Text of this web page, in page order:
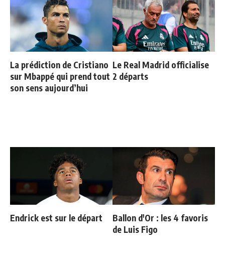
La prédiction de Cristiano
sur Mbappé qui prend tout
son sens aujourd’hui
Le Real Madrid officialise
2 départs
Endrick est sur le départ
Ballon d'Or : les 4 favoris
de Luis Figo